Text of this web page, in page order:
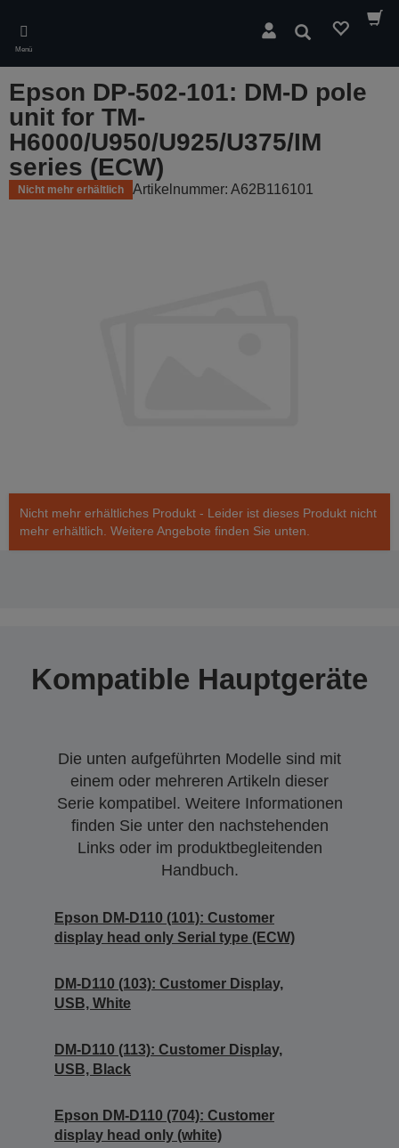
main
content
Menü
Suchen
Epson DP-502-101: DM-D pole
unit for TM-
H6000/U950/U925/U375/IM
series (ECW)
Nicht mehr erhältlich Artikelnummer: A62B116101
Nicht mehr erhältliches Produkt - Leider ist dieses Produkt nicht
mehr erhältlich. Weitere Angebote finden Sie unten.
Kompatible Hauptgeräte
Die unten aufgeführten Modelle sind mit
einem oder mehreren Artikeln dieser
Serie kompatibel. Weitere Informationen
finden Sie unter den nachstehenden
Links oder im produktbegleitenden
Handbuch.
Epson DM-D110 (101): Customer
display head only Serial type (ECW)
DM-D110 (103): Customer Display,
USB, White
DM-D110 (113): Customer Display,
USB, Black
Epson DM-D110 (704): Customer
display head only (white)